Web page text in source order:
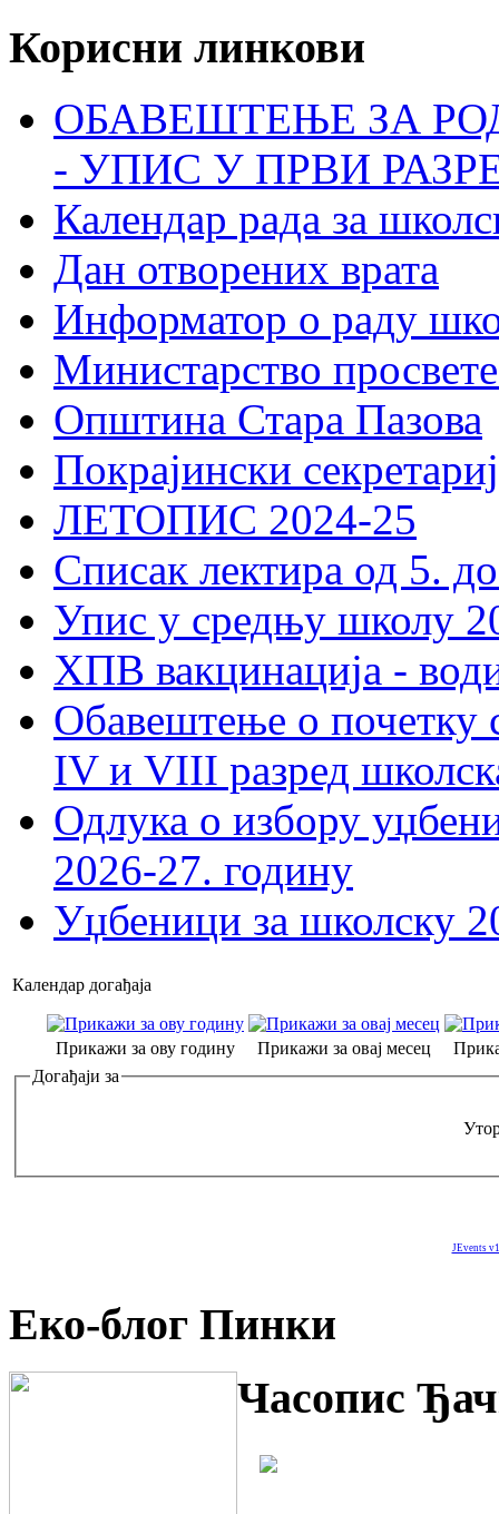
Корисни линкови
ОБАВЕШТЕЊЕ ЗА
- УПИС У ПРВИ
Календар рада за
Дан отворених врата
Информатор о раду
Министарство
Општина Стара Пазова
Покрајински
ЛЕТОПИС 2024-25
Списак лектира од 5.
Упис у средњу школу
ХПВ вакцинација -
Обавештење о почетку
IV и VIII разред
Одлука о избору
2026-27. годину
Уџбеници за школску
Календар догађаја
Прикажи за ову годину Прикажи за овај месец
Догађаји за
JEvents
Еко-блог Пинки
Часопис